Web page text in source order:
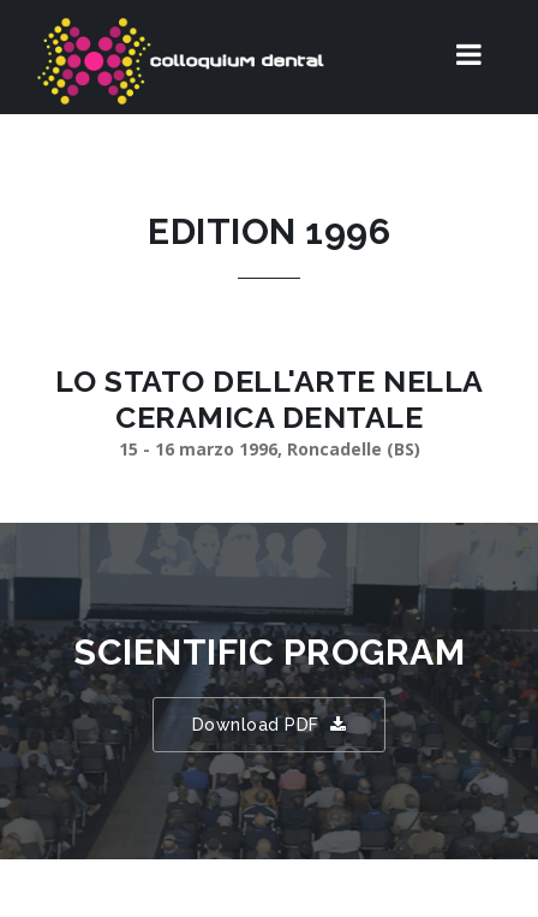
EDITION 1996
LO STATO DELL'ARTE NELLA
CERAMICA DENTALE
15 - 16 marzo 1996, Roncadelle (BS)
SCIENTIFIC PROGRAM
Download PDF